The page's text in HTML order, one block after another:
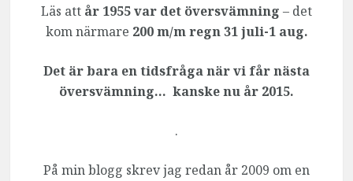
Läs att år 1955 var det översvämning – det
kom närmare 200 m/m regn 31 juli-1 aug.
Det är bara en tidsfråga när vi får nästa
översvämning… kanske nu år 2015.
.
På min blogg skrev jag redan år 2009 om en